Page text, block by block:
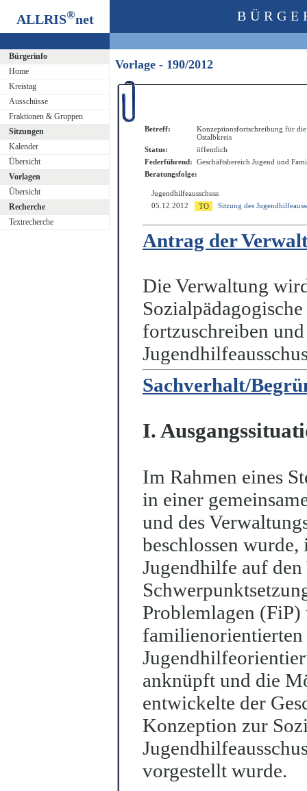
ALLRIS®net
Bürgerinfo
Home
Kreistag
Ausschüsse
Fraktionen & Gruppen
Sitzungen
Kalender
Übersicht
Vorlagen
Übersicht
Recherche
Textrecherche
Vorlage - 190/2012
Betreff:
Konzeptionsfortschreibung für
Ostalbkreis
Status:
öffentlich
Federführend: Geschäftsbereich Jugend und
Beratungsfolge:
Jugendhilfeausschuss
05.12.2012
Sitzung des
Antrag der
Die Verwaltung
fortzuschreiben
Sachverhalt/
I.
Im Rahmen eines
in einer
und des
beschlossen
Jugendhilfe auf
Problemlagen (FiP)
familien
anknüpft und die
entwickelte der
Konzeption zur
vorgestellt wurde.